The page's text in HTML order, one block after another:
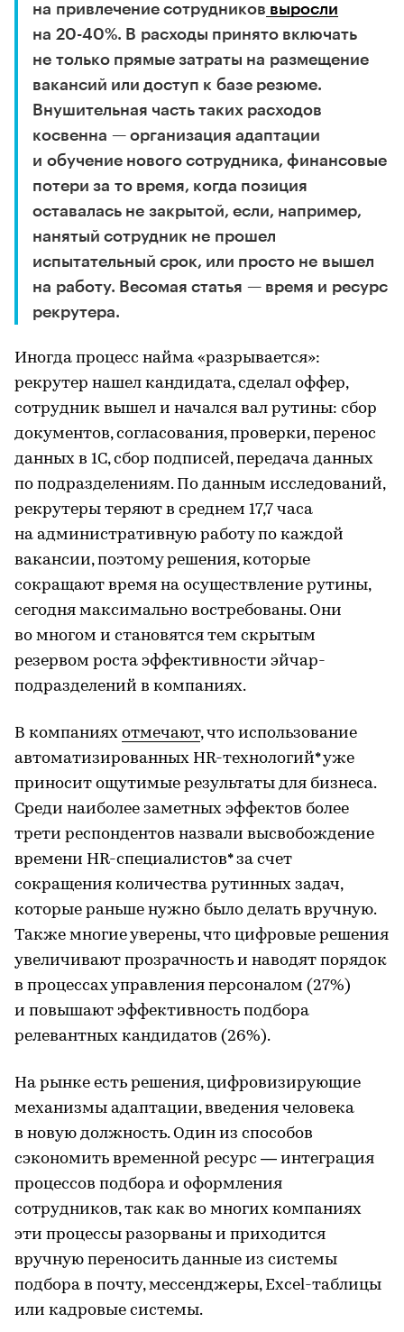
на привлечение сотрудников выросли
на 20-40%. В расходы принято включать
не только прямые затраты на размещение
вакансий или доступ к базе резюме.
Внушительная часть таких расходов
косвенна — организация адаптации
и обучение нового сотрудника, финансовые
потери за то время, когда позиция
оставалась не закрытой, если, например,
нанятый сотрудник не прошел
испытательный срок, или просто не вышел
на работу. Весомая статья — время и ресурс
рекрутера.
Иногда процесс найма «разрывается»:
рекрутер нашел кандидата, сделал оффер,
сотрудник вышел и начался вал рутины: сбор
документов, согласования, проверки, перенос
данных в 1С, сбор подписей, передача данных
по подразделениям. По данным исследований,
рекрутеры теряют в среднем 17,7 часа
на административную работу по каждой
вакансии, поэтому решения, которые
сокращают время на осуществление рутины,
сегодня максимально востребованы. Они
во многом и становятся тем скрытым
резервом роста эффективности эйчар-
подразделений в компаниях.
В компаниях отмечают, что использование
автоматизированных HR-технологий* уже
приносит ощутимые результаты для бизнеса.
Среди наиболее заметных эффектов более
трети респондентов назвали высвобождение
времени HR-специалистов* за счет
сокращения количества рутинных задач,
которые раньше нужно было делать вручную.
Также многие уверены, что цифровые решения
увеличивают прозрачность и наводят порядок
в процессах управления персоналом (27%)
и повышают эффективность подбора
релевантных кандидатов (26%).
На рынке есть решения, цифровизирующие
механизмы адаптации, введения человека
в новую должность. Один из способов
сэкономить временной ресурс — интеграция
процессов подбора и оформления
сотрудников, так как во многих компаниях
эти процессы разорваны и приходится
вручную переносить данные из системы
подбора в почту, мессенджеры, Excel-таблицы
или кадровые системы.